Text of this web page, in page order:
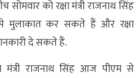
सोमवार को रक्षा मंत्री राजनाथ सिंह
से मुलाकात कर सकते हैं और रक्षा
दे सकते हैं.
मंत्री राजनाथ सिंह आज पीएम से